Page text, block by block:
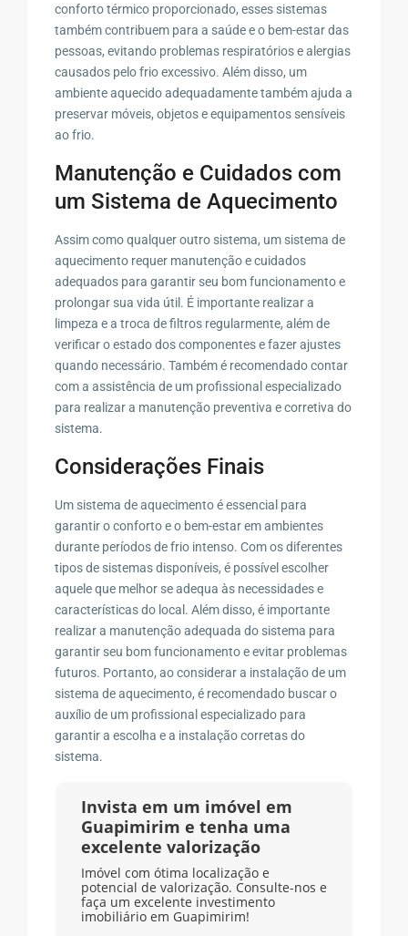
conforto térmico proporcionado, esses sistemas
também contribuem para a saúde e o bem-estar das
pessoas, evitando problemas respiratórios e alergias
causados pelo frio excessivo. Além disso, um
ambiente aquecido adequadamente também ajuda a
preservar móveis, objetos e equipamentos sensíveis
ao frio.
Manutenção e Cuidados com
um Sistema de Aquecimento
Assim como qualquer outro sistema, um sistema de
aquecimento requer manutenção e cuidados
adequados para garantir seu bom funcionamento e
prolongar sua vida útil. É importante realizar a
limpeza e a troca de filtros regularmente, além de
verificar o estado dos componentes e fazer ajustes
quando necessário. Também é recomendado contar
com a assistência de um profissional especializado
para realizar a manutenção preventiva e corretiva do
sistema.
Considerações Finais
Um sistema de aquecimento é essencial para
garantir o conforto e o bem-estar em ambientes
durante períodos de frio intenso. Com os diferentes
tipos de sistemas disponíveis, é possível escolher
aquele que melhor se adequa às necessidades e
características do local. Além disso, é importante
realizar a manutenção adequada do sistema para
garantir seu bom funcionamento e evitar problemas
futuros. Portanto, ao considerar a instalação de um
sistema de aquecimento, é recomendado buscar o
auxílio de um profissional especializado para
garantir a escolha e a instalação corretas do
sistema.
Invista em um imóvel em
Guapimirim e tenha uma
excelente valorização
Imóvel com ótima localização e
potencial de valorização. Consulte-nos e
faça um excelente investimento
imobiliário em Guapimirim!